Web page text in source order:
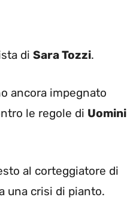
di Sara Tozzi.
ancora impegnato
le regole di Uomini
al corteggiatore di
una crisi di pianto.